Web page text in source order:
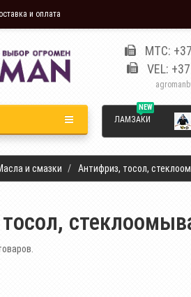
и оплата
МТС:
VEL:
NEW
ЛАМЗАКИ
и смазки Антифриз, тосол,